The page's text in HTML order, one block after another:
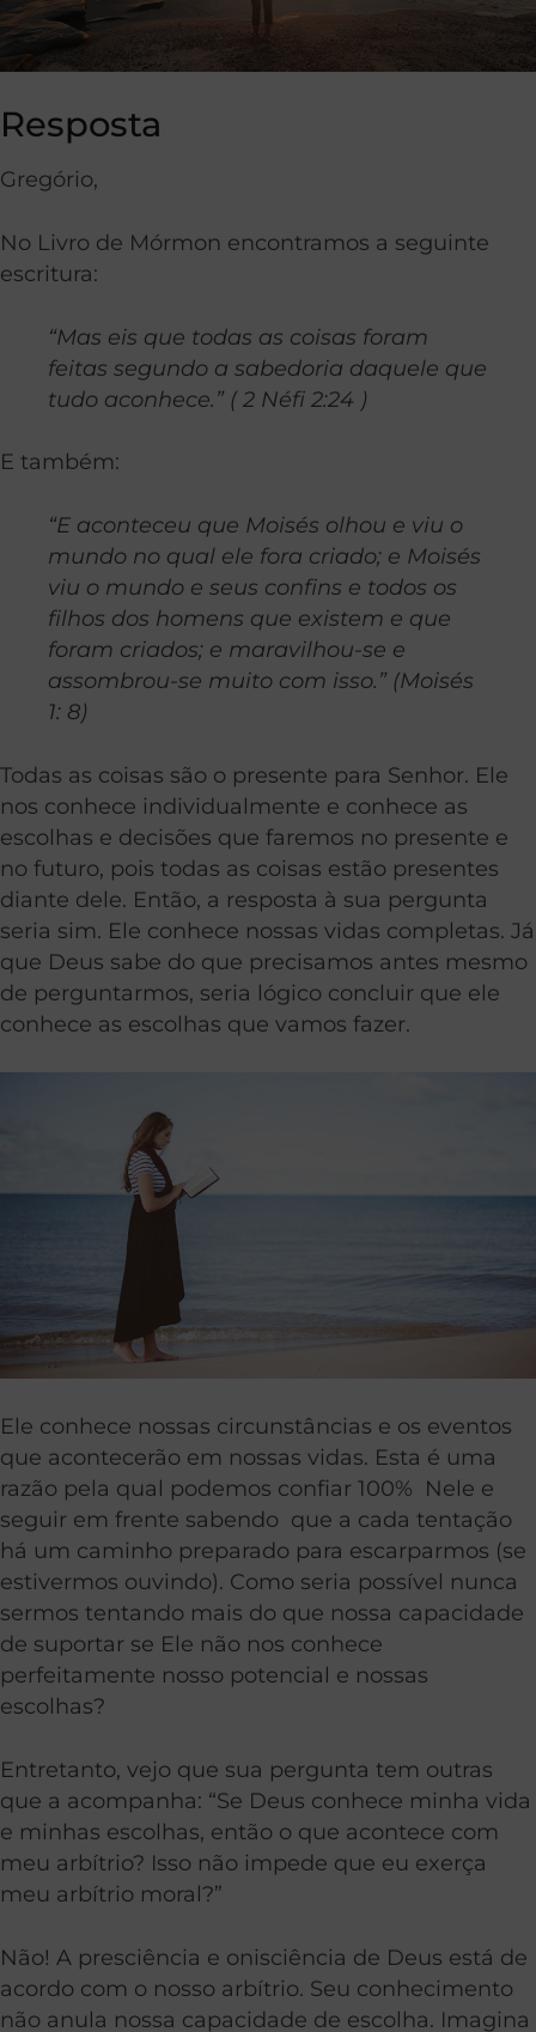
Resposta
Gregório,
No Livro de Mórmon encontramos a seguinte
escritura:
“Mas eis que todas as coisas foram
feitas segundo a sabedoria daquele que
tudo aconhece.” ( 2 Néfi 2:24 )
E também:
“E aconteceu que Moisés olhou e viu o
mundo no qual ele fora criado; e Moisés
viu o mundo e seus confins e todos os
filhos dos homens que existem e que
foram criados; e maravilhou-se e
assombrou-se muito com isso.” (Moisés
1: 8)
Todas as coisas são o presente para Senhor. Ele
nos conhece individualmente e conhece as
escolhas e decisões que faremos no presente e
no futuro, pois todas as coisas estão presentes
diante dele. Então, a resposta à sua pergunta
seria sim. Ele conhece nossas vidas completas. Já
que Deus sabe do que precisamos antes mesmo
de perguntarmos, seria lógico concluir que ele
conhece as escolhas que vamos fazer.
Ele conhece nossas circunstâncias e os eventos
que acontecerão em nossas vidas. Esta é uma
razão pela qual podemos confiar 100% Nele e
seguir em frente sabendo que a cada tentação
há um caminho preparado para escarparmos (se
estivermos ouvindo). Como seria possível nunca
sermos tentando mais do que nossa capacidade
de suportar se Ele não nos conhece
perfeitamente nosso potencial e nossas
escolhas?
Entretanto, vejo que sua pergunta tem outras
que a acompanha: “Se Deus conhece minha vida
e minhas escolhas, então o que acontece com
meu arbítrio? Isso não impede que eu exerça
meu arbítrio moral?”
Não! A presciência e onisciência de Deus está de
acordo com o nosso arbítrio. Seu conhecimento
não anula nossa capacidade de escolha. Imagina